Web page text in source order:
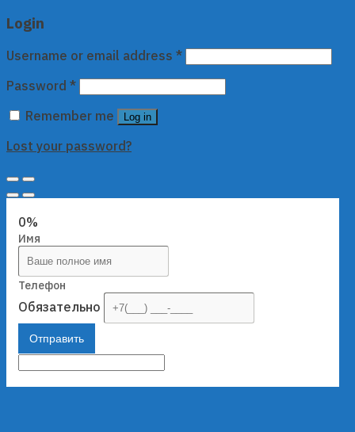
Login
Username or email address *
Password *
Remember me
Log in
Lost your password?
0%
Имя
Телефон
Обязательно
Отправить